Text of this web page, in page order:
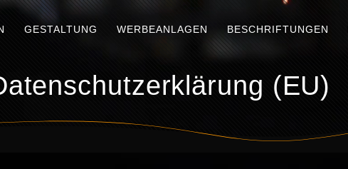
GESTALTUNG WERBEANLAGEN BESCHRIFTUNGEN
(EU)